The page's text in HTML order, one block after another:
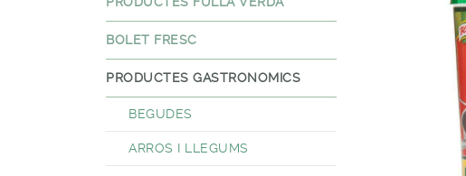
BOLET FRESC
PRODUCTES GASTRONOMICS
BEGUDES
ARROS I LLEGUMS